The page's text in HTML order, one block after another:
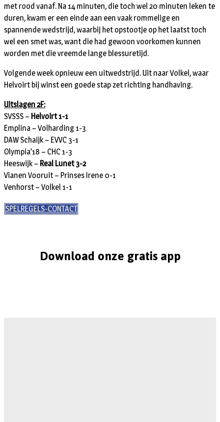
met rood vanaf. Na 14 minuten, die toch wel 20 minuten leken te
duren, kwam er een einde aan een vaak rommelige en
spannende wedstrijd, waarbij het opstootje op het laatst toch
wel een smet was, want die had gewoon voorkomen kunnen
worden met die vreemde lange blessuretijd.
Volgende week opnieuw een uitwedstrijd. Uit naar Volkel, waar
Helvoirt bij winst een goede stap zet richting handhaving.
Uitslagen 2F:
SVSSS – Helvoirt 1-1
Emplina – Volharding 1-3
DAW Schaijk – EVVC 3-1
Olympia’18 – CHC 1-3
Heeswijk – Real Lunet 3-2
Vianen Vooruit – Prinses Irene 0-1
Venhorst – Volkel 1-1
SPELREGELS-CONTACT
Download onze gratis app